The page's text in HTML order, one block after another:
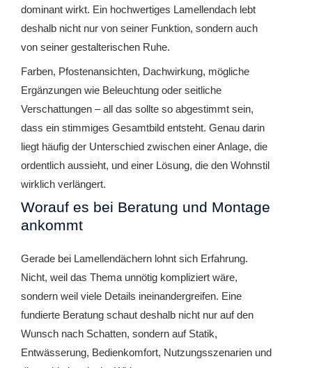
dominant wirkt. Ein hochwertiges Lamellendach lebt
deshalb nicht nur von seiner Funktion, sondern auch
von seiner gestalterischen Ruhe.
Farben, Pfostenansichten, Dachwirkung, mögliche
Ergänzungen wie Beleuchtung oder seitliche
Verschattungen – all das sollte so abgestimmt sein,
dass ein stimmiges Gesamtbild entsteht. Genau darin
liegt häufig der Unterschied zwischen einer Anlage, die
ordentlich aussieht, und einer Lösung, die den Wohnstil
wirklich verlängert.
Worauf es bei Beratung und Montage
ankommt
Gerade bei Lamellendächern lohnt sich Erfahrung.
Nicht, weil das Thema unnötig kompliziert wäre,
sondern weil viele Details ineinandergreifen. Eine
fundierte Beratung schaut deshalb nicht nur auf den
Wunsch nach Schatten, sondern auf Statik,
Entwässerung, Bedienkomfort, Nutzungsszenarien und